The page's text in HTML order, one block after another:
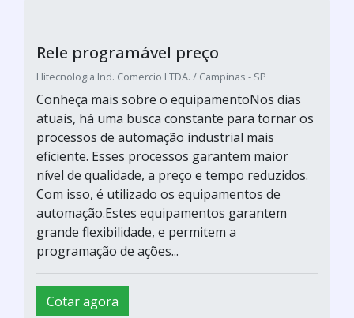
PRO SOLUTION / CURITIBA - PR
Programação de clp
Cotar agora